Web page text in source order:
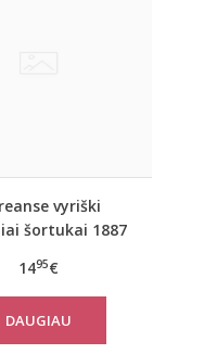
vyriški
šortukai 1887
1495€
DAUGIAU